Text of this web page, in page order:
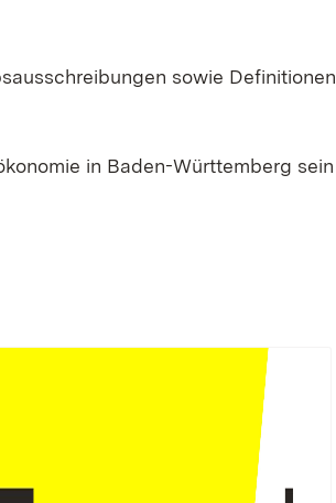
sowie Definitionen
in Baden-Württemberg sein